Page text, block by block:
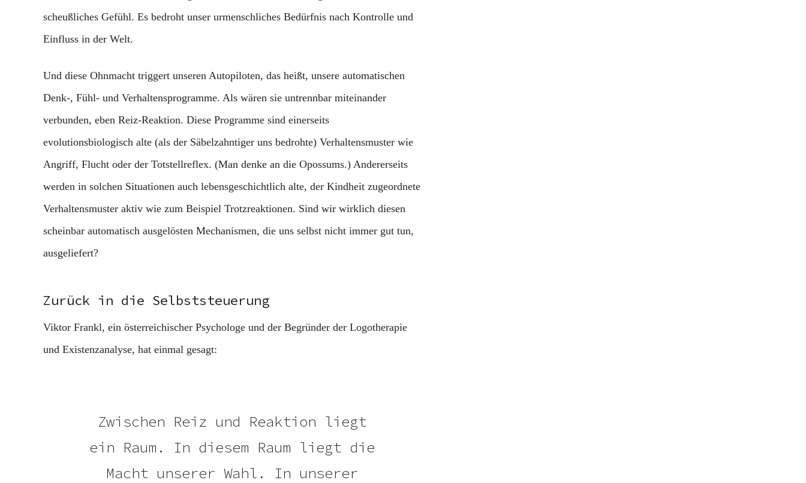
scheußliches Gefühl. Es bedroht unser urmenschliches Bedürfnis nach Kontrolle und
Einfluss in der Welt.
Und diese Ohnmacht triggert unseren Autopiloten, das heißt, unsere automatischen
Denk-, Fühl- und Verhaltensprogramme. Als wären sie untrennbar miteinander
verbunden, eben Reiz-Reaktion. Diese Programme sind einerseits
evolutionsbiologisch alte (als der Säbelzahntiger uns bedrohte) Verhaltensmuster wie
Angriff, Flucht oder der Totstellreflex. (Man denke an die Opossums.) Andererseits
werden in solchen Situationen auch lebensgeschichtlich alte, der Kindheit zugeordnete
Verhaltensmuster aktiv wie zum Beispiel Trotzreaktionen. Sind wir wirklich diesen
scheinbar automatisch ausgelösten Mechanismen, die uns selbst nicht immer gut tun,
ausgeliefert?
Zurück in die Selbststeuerung
Viktor Frankl, ein österreichischer Psychologe und der Begründer der Logotherapie
und Existenzanalyse, hat einmal gesagt:
Zwischen Reiz und Reaktion liegt
ein Raum. In diesem Raum liegt die
Macht unserer Wahl. In unserer